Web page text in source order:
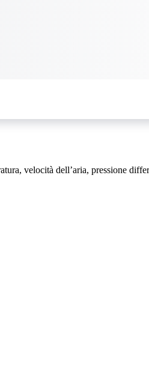
velocità dell’aria, pressione